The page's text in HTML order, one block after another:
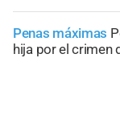
Penas máximas
hija por el crimen